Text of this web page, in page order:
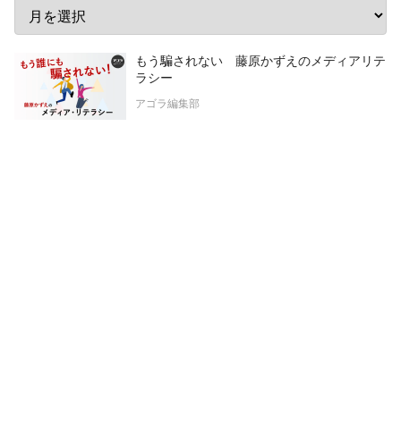
もう騙されない 藤原かずえのメディアリテ
ラシー
アゴラ編集部